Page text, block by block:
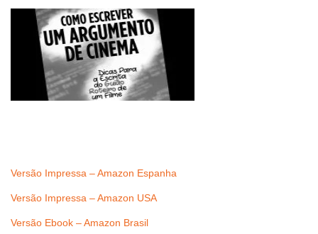
Versão Impressa – Amazon Espanha
Versão Impressa – Amazon USA
Versão Ebook – Amazon Brasil